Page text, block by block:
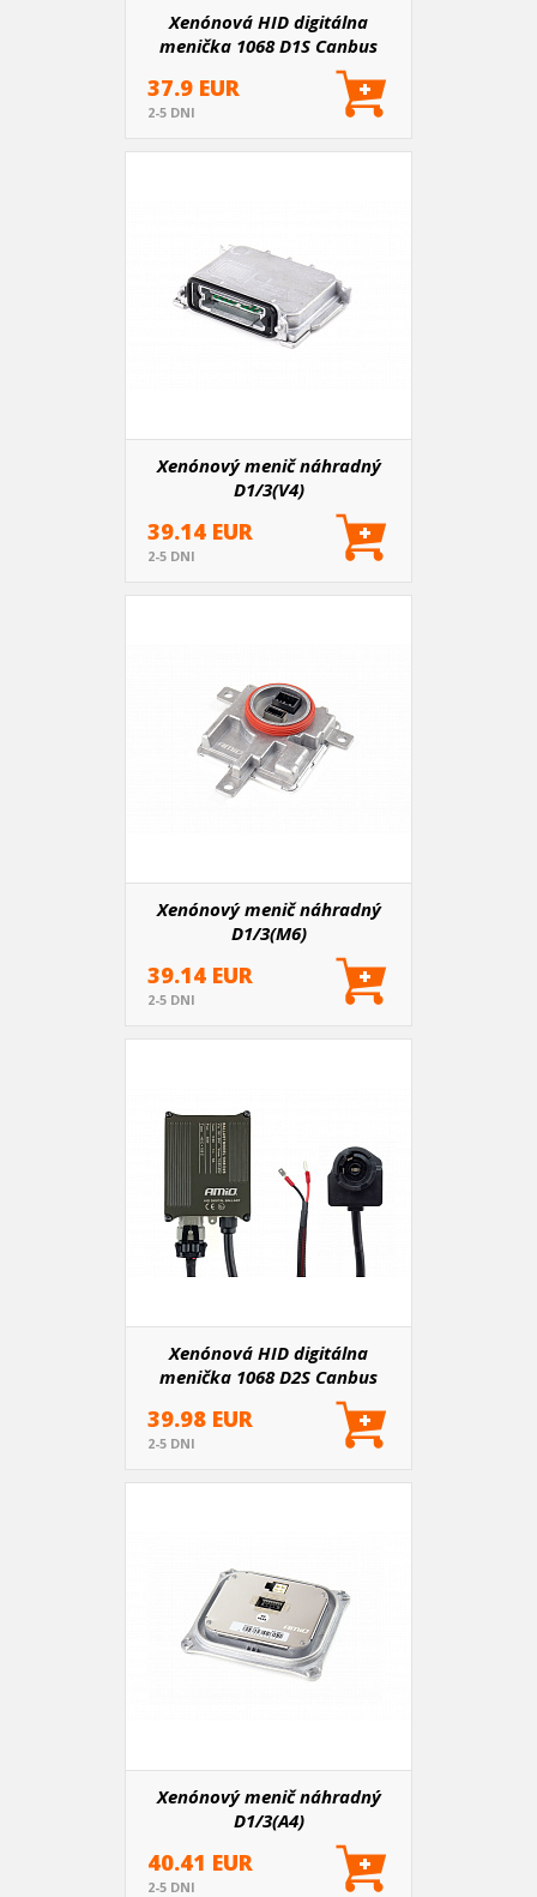
Xenónová HID digitálna
menička 1068 D1S Canbus
37.9 EUR
2-5 DNI
Xenónový menič náhradný
D1/3(V4)
39.14 EUR
2-5 DNI
Xenónový menič náhradný
D1/3(M6)
39.14 EUR
2-5 DNI
Xenónová HID digitálna
menička 1068 D2S Canbus
39.98 EUR
2-5 DNI
Xenónový menič náhradný
D1/3(A4)
40.41 EUR
2-5 DNI